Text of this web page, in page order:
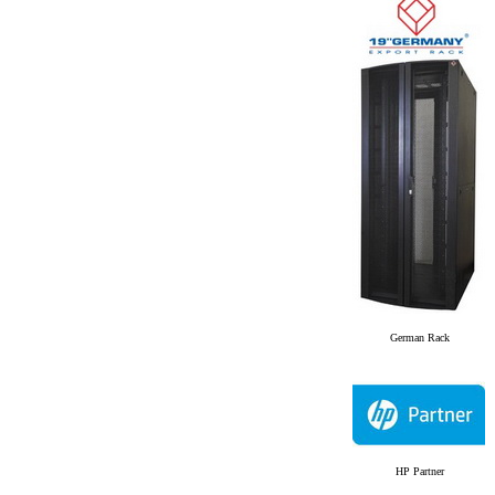
German Rack
HP Partner